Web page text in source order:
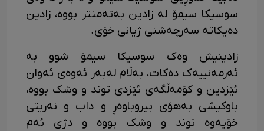
سوسیکا سیمۆ لە زادین بەتەمنتر بووە، زادین
دەیکاتە سەرچەشنی ژیانی خۆی.
زادینیش وەک سوسیکا سیمۆ شوو بە
ئەرمەنییەک دەکات، بەڵام لەبەر ئەوەی ئەوان
ئێزدین و کۆمەڵگەی ئێزدی توند و وشک بووە،
باوکیشی بەهۆی بیروباوەڕ و داب و نەریتی
خۆیەوە توند و وشک بووە و دژی ئەم